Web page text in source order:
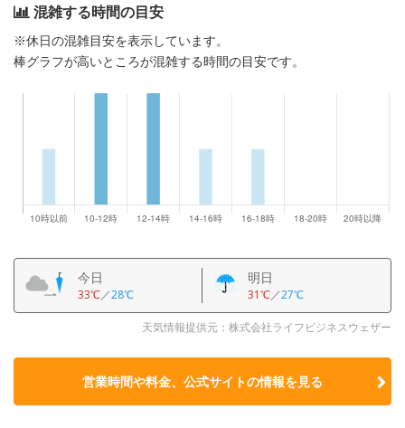
混雑する時間の目安
※休日の混雑目安を表示しています。
棒グラフが高いところが混雑する時間の目安です。
今日
33℃／28℃
明日
31℃／27℃
天気情報提供元：株式会社ライフビジネスウェザー
営業時間や料金、公式サイトの情報を見る